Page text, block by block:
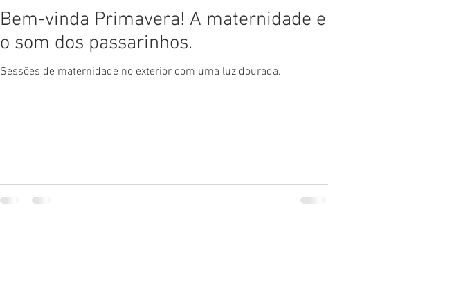
Bem-vinda Primavera! A maternidade e
o som dos passarinhos.
Sessões de maternidade no exterior com uma luz dourada.